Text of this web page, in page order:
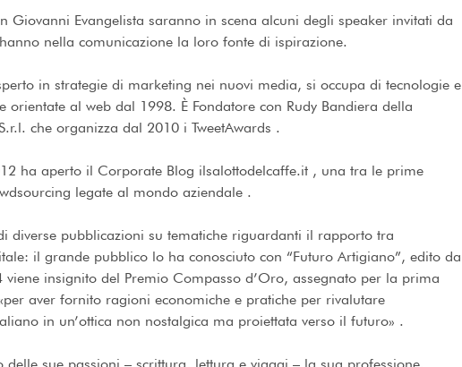
Giovanni Evangelista saranno in scena alcuni degli speaker invitati da
nella comunicazione la loro fonte di ispirazione.
in strategie di marketing nei nuovi media, si occupa di tecnologie e
orientate al web dal 1998. È Fondatore con Rudy Bandiera della
che organizza dal 2010 i TweetAwards .
ha aperto il Corporate Blog ilsalottodelcaffe.it , una tra le prime
legate al mondo aziendale .
diverse pubblicazioni su tematiche riguardanti il rapporto tra
il grande pubblico lo ha conosciuto con “Futuro Artigiano”, edito da
insignito del Premio Compasso d’Oro, assegnato per la prima
aver fornito ragioni economiche e pratiche per rivalutare
in un’ottica non nostalgica ma proiettata verso il futuro» .